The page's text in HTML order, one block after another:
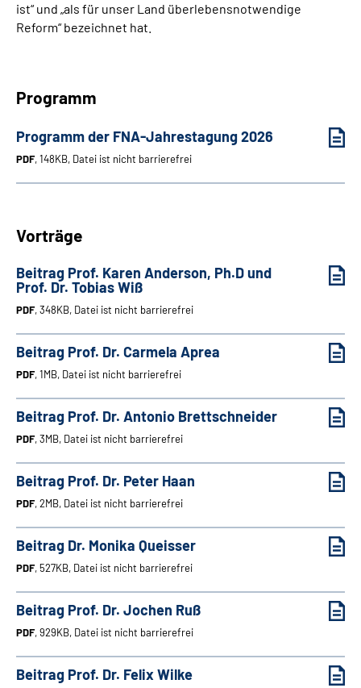
ist“ und „als für unser Land überlebensnotwendige
Reform“ bezeichnet hat.
Programm
Programm der FNA-Jahrestagung 2026
PDF, 148KB, Datei ist nicht barrierefrei
Vorträge
Beitrag Prof. Karen Anderson, Ph.D und
Prof. Dr. Tobias Wiß
PDF, 348KB, Datei ist nicht barrierefrei
Beitrag Prof. Dr. Carmela Aprea
PDF, 1MB, Datei ist nicht barrierefrei
Beitrag Prof. Dr. Antonio Brettschneider
PDF, 3MB, Datei ist nicht barrierefrei
Beitrag Prof. Dr. Peter Haan
PDF, 2MB, Datei ist nicht barrierefrei
Beitrag Dr. Monika Queisser
PDF, 527KB, Datei ist nicht barrierefrei
Beitrag Prof. Dr. Jochen Ruß
PDF, 929KB, Datei ist nicht barrierefrei
Beitrag Prof. Dr. Felix Wilke